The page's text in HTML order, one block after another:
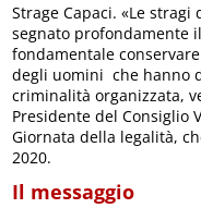
Strage Capaci. «Le stragi
segnato profondamente
fondamentale
degli uomini che hanno
criminalità organizzata,
Presidente del Consiglio
Giornata della legalità,
2020.
Il messaggio